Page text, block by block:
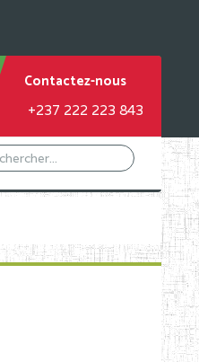
Contactez-nous
+237 222 223 843